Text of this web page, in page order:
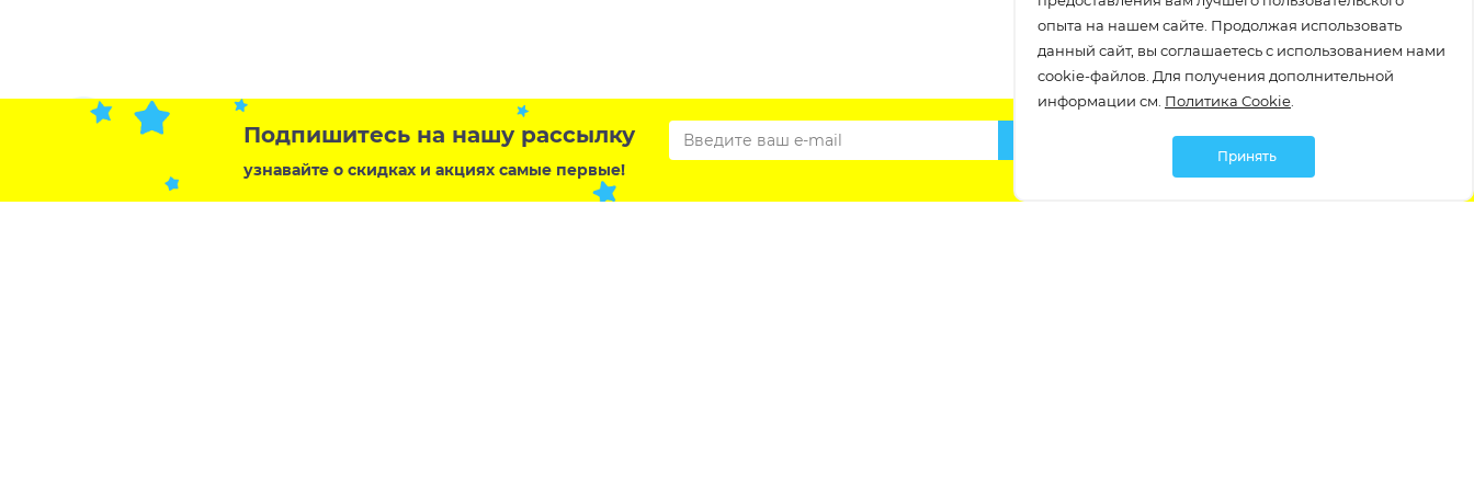
Подпишитесь на нашу рассылку
узнавайте о скидках и акциях самые первые!
опыта на нашем сайте. Продолжая использовать
данный сайт, вы соглашаетесь с использованием нами
cookie-файлов. Для получения дополнительной
информации см. Политика Cookie
Принять